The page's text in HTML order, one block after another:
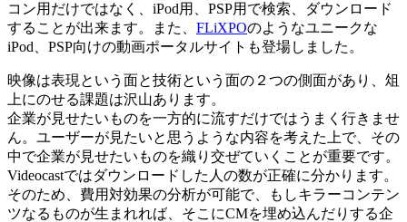
コン用だけではなく、iPod用、PSP用で検索、ダウンロード
することが出来ます。また、 FLiXPOのようなユニークな
iPod、PSP向けの動画ポータルサイトも登場しました。
映像は表現という面と技術という面の２つの側面があり、俎
上にのせる課題は沢山あります。
企業が見せたいものを一方的に流すだけではうまく行きませ
ん。ユーザーが見たいと思うような内容を考えた上で、その
中で企業が見せたいものを織り交ぜていくことが重要です。
Videocastではダウンロードした人の数が正確に分かります。
そのため、費用対効果の分析が可能で、もしキラーコンテン
ツなるものが生まれれば、そこにCMを埋め込んだりする企